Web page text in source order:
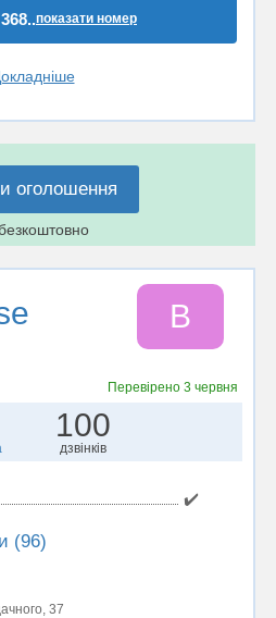
показати номер
оголошення
B
Перевірено 3 червня
100
дзвінків
✔️
(96)
37